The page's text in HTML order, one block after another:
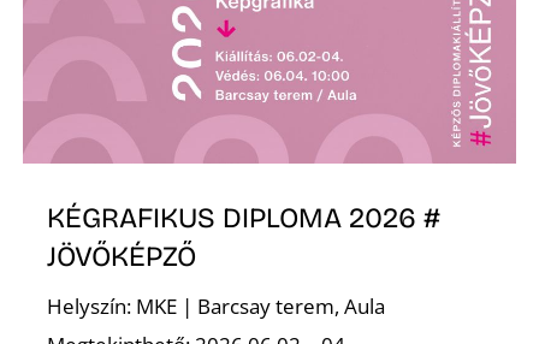
KÉGRAFIKUS DIPLOMA 2026 #
JÖVŐKÉPZŐ
Helyszín: MKE | Barcsay terem, Aula